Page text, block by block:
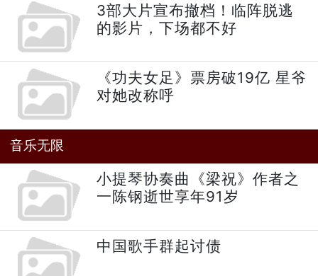
3部大片宣布撤档！临阵脱逃
的影片，下场都不好
《功夫女足》票房破19亿 星爷
对她改称呼
音乐无限
小提琴协奏曲《梁祝》作者之
一陈钢逝世享年91岁
中国歌手群起讨债